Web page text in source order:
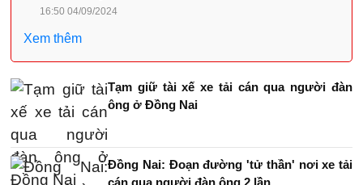
16:50 04/09/2024
Xem thêm
Tạm giữ tài xế xe tải cán qua người đàn
ông ở Đồng Nai
Đồng Nai: Đoạn đường 'tử thần' nơi xe tải
cán qua người đàn ông 2 lần